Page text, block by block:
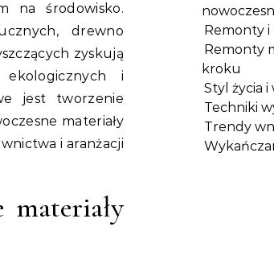
na środowisko.
drewno
zyskują
i
jest tworzenie
materiały
i aranżacji
Remonty i
Remonty
kroku
Styl życia
Techniki
Trendy